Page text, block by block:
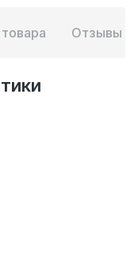
Отзывы